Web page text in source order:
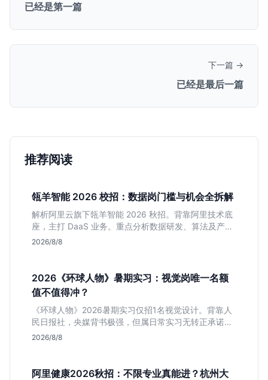
已经是第一篇
下一篇 →
已经是最后一篇
推荐阅读
瓴羊智能 2026 校招：数据岗门槛与机会全拆解
解析阿里云旗下瓴羊智能 2026 秋招。背靠阿里技术底
座，主打 DaaS 业务。重点分析数据研发、算法及产品
岗的硬性要求，评估 B 端数据路线的成长曲线与抗压挑
2026/8/8
2026《环球人物》暑期实习：视觉岗唯一名额
值不值得冲？
《环球人物》2026暑期实习仅招1名视觉设计。背靠人
民日报社，央媒背书极强，但属日常实习无转正承诺。
适合追求高含金量简历、能接受严谨流程的设计生，想
2026/8/8
阿里健康2026秋招：不限专业真能进？杭州大